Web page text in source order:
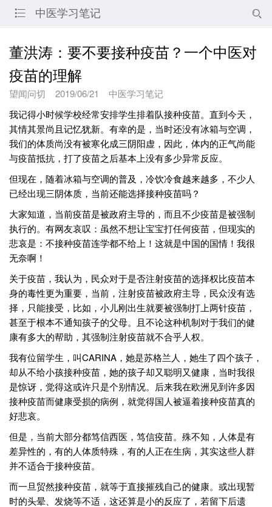
 中医学习笔记 
董洪涛：要不要接种疫苗？一个中医对
疫苗的理解
望闻问切 2019/06/21
中医学习笔记
我记得小时候学校经常安排学生排着队接种疫苗。直到今天，
其情其景尚且记忆犹新。有幸的是，当时还没有冰箱与空调，
我们的体质尚没有被寒化成三阴阳虚，因此，体内的正气尚能
与疫苗抵抗，打了疫苗之后基本上没有多少异常反应。
但现在，随着冰箱与空调的普及，冷饮冷食越来越多，不少人
已经出现三阴体质，当前还能选择接种疫苗吗？
大家知道，当前疫苗是被政府主导的，而且不少疫苗是被强制
执行的。有网友哀叹：虽然不想让宝宝打任何疫苗，但现实的
悲哀是：不接种疫苗连学都不给上！这就是中国的国情！我很
无奈啊！
关于疫苗，我认为，民众对于是否注射疫苗的选择权比疫苗本
身的毒性更为重要，当前，注射疫苗被政府主导，民众没有选
择，只能接受，比如，小儿刚出生就要被强制打上两针疫苗，
甚至于根本不通知孩子的父母。且不论这种机制对于我们的健
康有多大的帮助，其强制注射疫苗就不合乎人权。
我有位留学生，叫CARINA，她是苏格兰人，她生了四个孩子，
却从不给小孩接种疫苗，她的孩子却又聪明又健康，当时我很
是惊讶，觉得这或许只是个别情况。后来我在欧洲见到许多因
接种疫苗而健康受损的病例，就觉得国人被逼着接种疫苗真的
好悲哀。
但是，当前大部分都笃信西医，笃信疫苗。殊不知，人体是有
差异性的，有的人体质特殊，有的人正在生病，其实这些人群
并不适合于接种疫苗。
而一旦贸然接种疫苗，就等于直接摧残自己的健康。或出现暂
时的头晕、发烧等不适，这还算是小的反应了，若留下后遗